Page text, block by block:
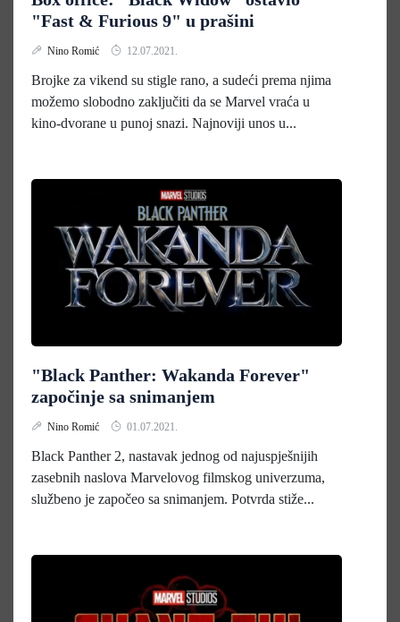
"Fast & Furious 9" u prašini
Nino Romić 12.07.2021.
Brojke za vikend su stigle rano, a sudeći prema njima
možemo slobodno zaključiti da se Marvel vraća u
kino-dvorane u punoj snazi. Najnoviji unos u...
"Black Panther: Wakanda Forever"
započinje sa snimanjem
Nino Romić 01.07.2021.
Black Panther 2, nastavak jednog od najuspješnijih
zasebnih naslova Marvelovog filmskog univerzuma,
službeno je započeo sa snimanjem. Potvrda stiže...